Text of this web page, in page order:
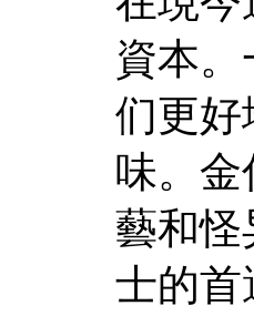
資本
们更好
味。
藝和怪
士的首